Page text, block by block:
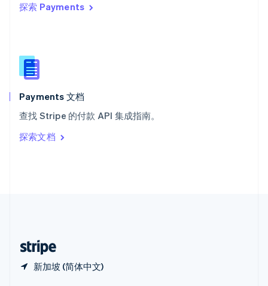
探索 Payments
Payments 文档
查找 Stripe 的付款 API 集成指南。
探索文档
新加坡 (简体中文)
西班牙
新西兰
English
匈牙利
English
ItalianoEnglish
印度
English